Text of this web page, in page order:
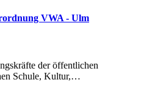
VWA - Ulm
der öffentlichen
Schule, Kultur,…